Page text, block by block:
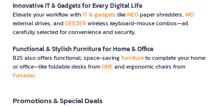
Innovative IT & Gadgets for Every Digital Life
Elevate your workflow withIT & gadgets likeNEOpaper shredders, WD
external drives, andGEEZERwireless keyboard-mouse combos—all
carefully selected for convenience and security.
Functional & Stylish Furniture for Home & Office
B2S also offers functional, space-savingfurnitureto complete your home
or office—like foldable desks fromONEand ergonomic chairs from
Furradec
Promotions & Special Deals